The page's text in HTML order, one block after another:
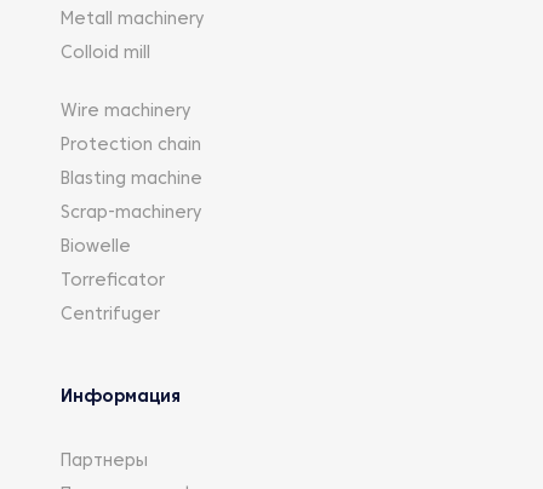
Metall machinery
Colloid mill
Wire machinery
Protection chain
Blasting machine
Scrap-machinery
Biowelle
Torreficator
Centrifuger
Информация
Партнеры